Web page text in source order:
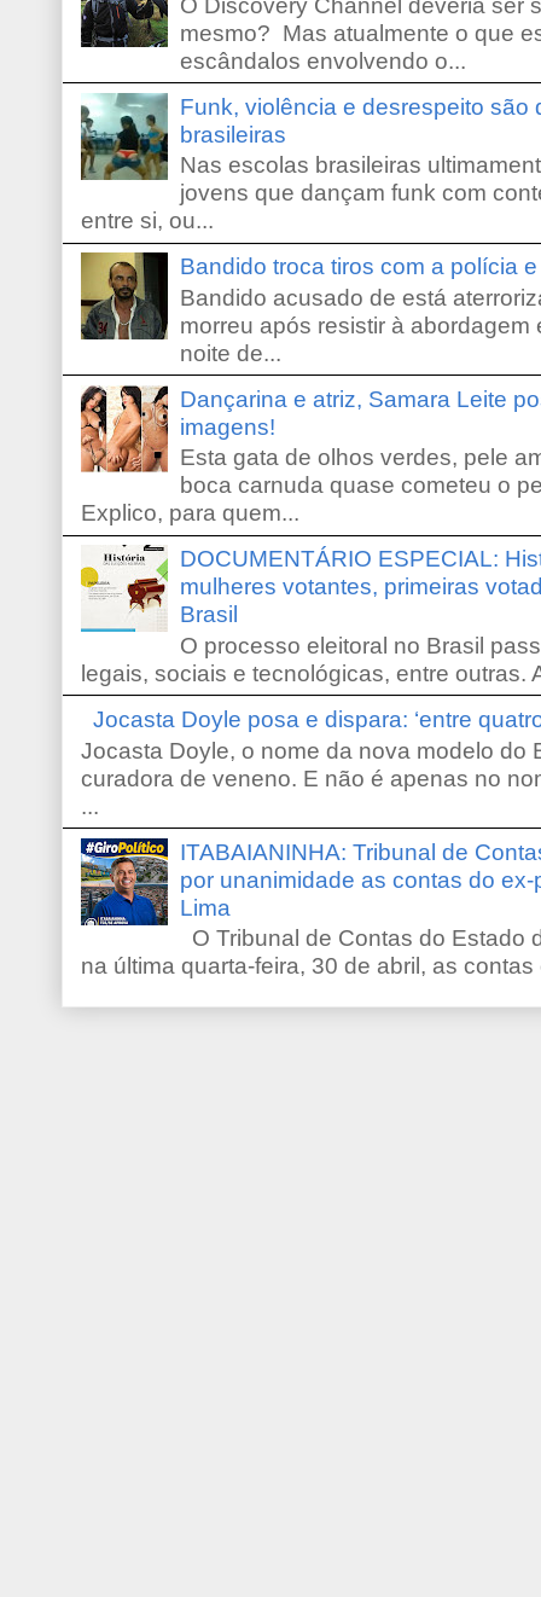
mesmo? Mas atualmente o que
escândalos envolvendo o...
Funk, violência e desrespeito são
brasileiras
Nas escolas brasileiras
jovens que dançam funk com
entre si, ou...
Bandido troca tiros com a polícia
Bandido acusado de está
morreu após resistir à
noite de...
Dançarina e atriz, Samara Leite
imagens!
Esta gata de olhos verdes, pele
boca carnuda quase cometeu o
Explico, para quem...
DOCUMENTÁRIO ESPECIAL:
mulheres votantes, primeiras
Brasil
O processo eleitoral no Brasil
legais, sociais e tecnológicas, entre outras.
Jocasta Doyle posa e dispara: ‘entre
Jocasta Doyle, o nome da nova modelo do
curadora de veneno. E não é apenas no
...
ITABAIANINHA: Tribunal de
por unanimidade as contas do
Lima
O Tribunal de Contas do Estado
na última quarta-feira, 30 de abril, as